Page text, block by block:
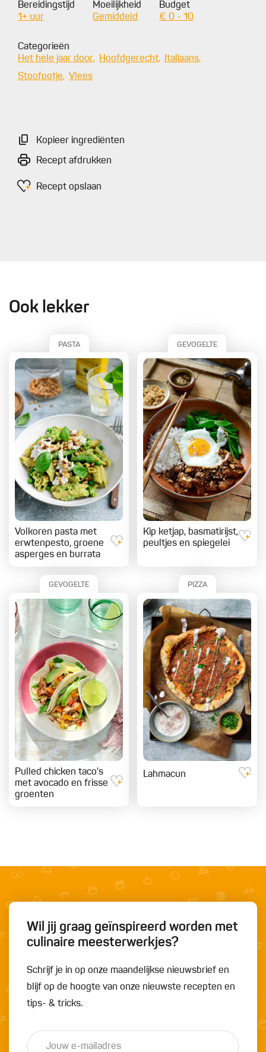
Bereidingstijd
1+ uur
Moeilijkheid
Gemiddeld
Budget
€ 0 - 10
Categorieën
Het hele jaar door
Hoofdgerecht
Italiaans
Stoofpotje
Vlees
Kopieer ingrediënten
Recept afdrukken
Recept opslaan
Ook lekker
PASTA
Volkoren pasta met
erwtenpesto, groene
asperges en burrata
GEVOGELTE
Kip ketjap, basmatirijst,
peultjes en spiegelei
GEVOGELTE
Pulled chicken taco's
met avocado en frisse
groenten
PIZZA
Lahmacun
Wil jij graag geïnspireerd worden met
culinaire meesterwerkjes?
Schrijf je in op onze maandelijkse nieuwsbrief en
blijf op de hoogte van onze nieuwste recepten en
tips- & tricks.